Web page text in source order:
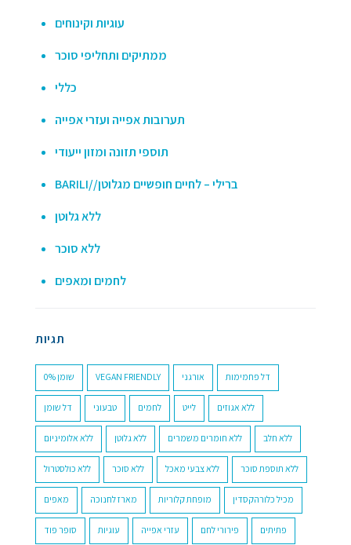
עוגיות וקינוחים
ממתיקים ותחליפי סוכר
כללי
תערובות אפייה ועזרי אפייה
תוספי תזונה ומזון ייעודי
BARILI//ברילי – לחיים חופשיים מגלוטן
ללא גלוטן
ללא סוכר
לחמים ומאפים
תגיות
0% שומן VEGAN FRIENDLY אורגני דל פחמימות
דל שומן טבעוני לחמים לייט ללא אגוזים
ללא אלומיניום ללא גלוטן ללא חומרים משמרים ללא חלב
ללא כולסטרול ללא סוכר ללא צבעי מאכל ללא תוספת סוכר
מאפים מארז לחנוכה מופחת קלוריות מכיל כלורהקסדין
סופר פוד עוגיות עזרי אפייה פירורי לחם פתיתים